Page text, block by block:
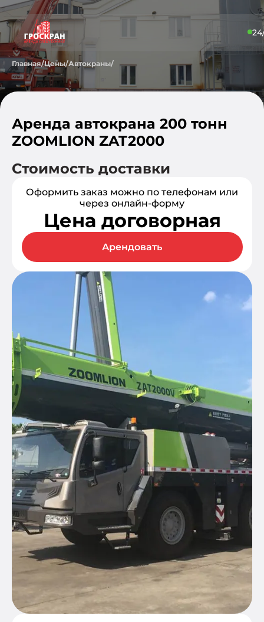
Главная/Цены/Автокраны/
Аренда автокрана 200 тонн
ZOOMLION ZAT2000
Стоимость доставки
Оформить заказ можно по телефонам или
через онлайн-форму
Цена договорная
Арендовать